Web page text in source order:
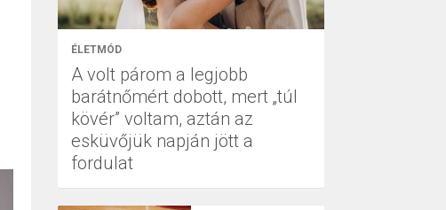
ÉLETMÓD
A volt párom a legjobb
barátnőmért dobott, mert „túl
kövér” voltam, aztán az
esküvőjük napján jött a
fordulat